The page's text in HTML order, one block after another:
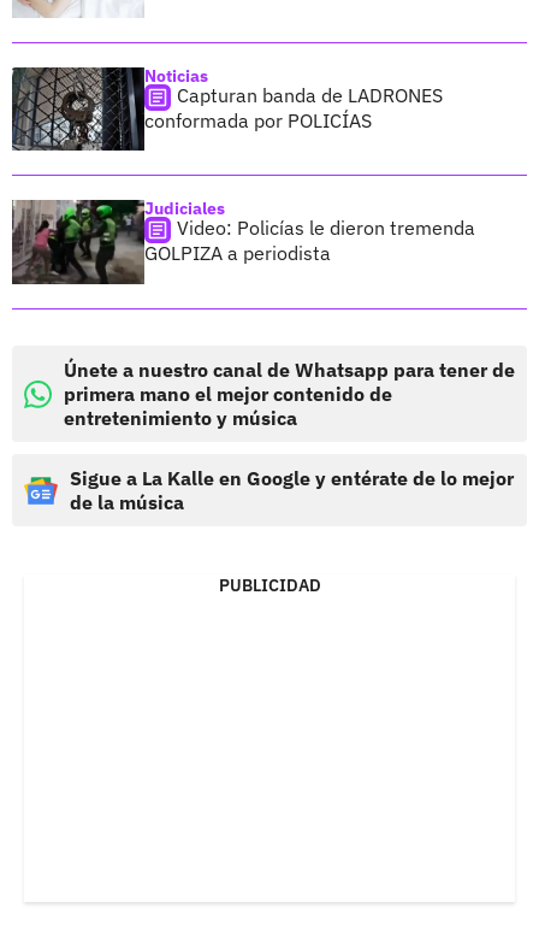
Noticias
Capturan banda de LADRONES
conformada por POLICÍAS
Judiciales
Video: Policías le dieron tremenda
GOLPIZA a periodista
Únete a nuestro canal de Whatsapp para tener de
primera mano el mejor contenido de
entretenimiento y música
Sigue a La Kalle en Google y entérate de lo mejor
de la música
PUBLICIDAD